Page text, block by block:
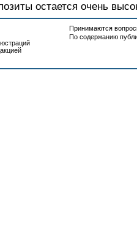
остается очень
Принимаются
По содержанию